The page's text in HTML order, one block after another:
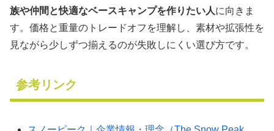
族や仲間と快適なベースキャンプを作りたい人に向きま
す。価格と重量のトレードオフを理解し、素材や拡張性を
見ながら少しずつ揃えるのが失敗しにくい選び方です。
参考リンク